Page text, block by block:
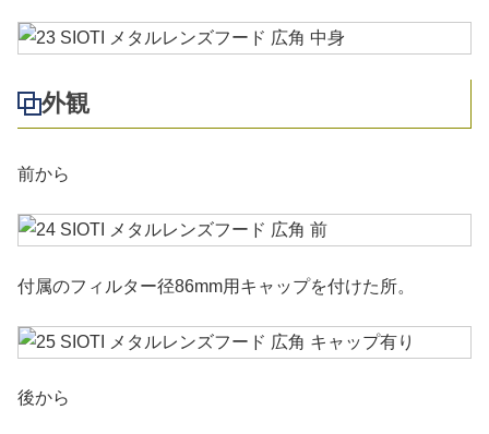
外観
前から
付属のフィルター径86mm用キャップを付けた所。
後から